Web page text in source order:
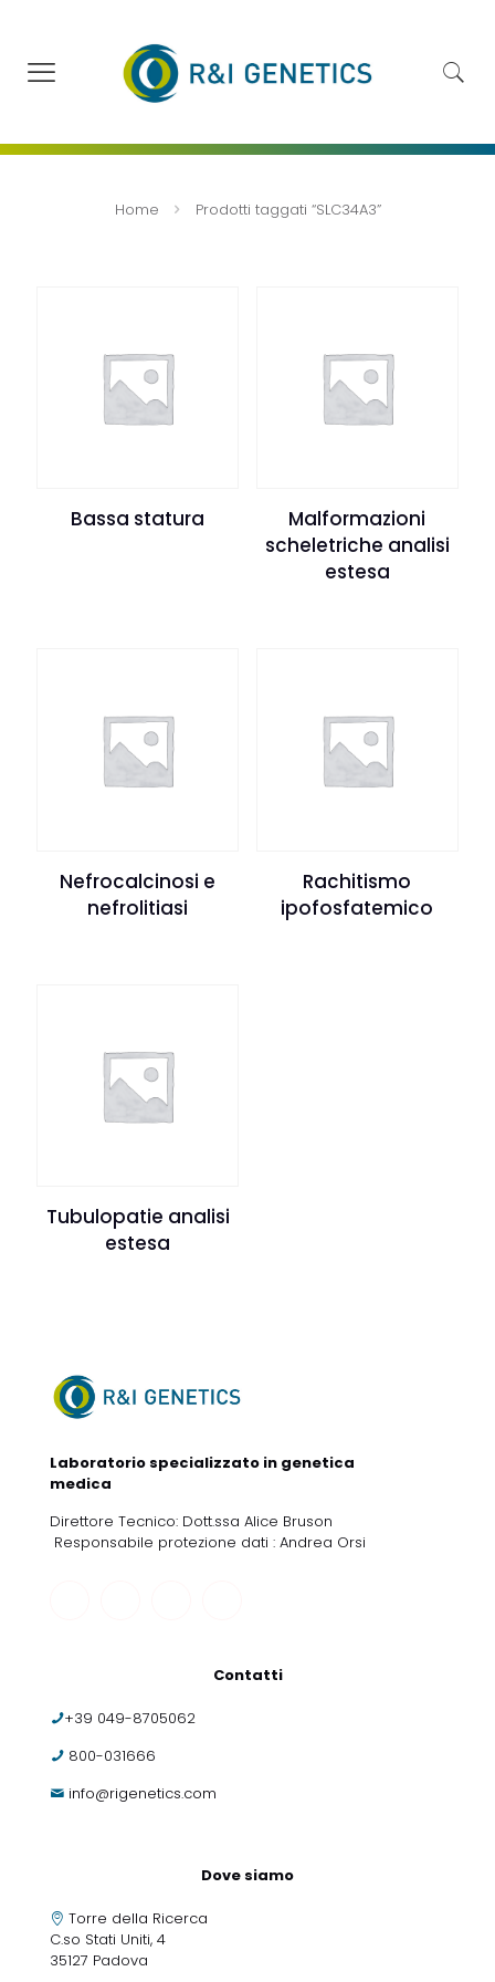
Home Prodotti taggati “SLC34A3”
Bassa statura
Malformazioni
scheletriche analisi
estesa
Nefrocalcinosi e
nefrolitiasi
Rachitismo
ipofosfatemico
Tubulopatie analisi
estesa
Laboratorio specializzato in genetica
medica
Direttore Tecnico: Dott.ssa Alice Bruson
Responsabile protezione dati : Andrea Orsi
Contatti
+39 049-8705062
800-031666
info@rigenetics.com
Dove siamo
Torre della Ricerca
C.so Stati Uniti, 4
35127 Padova